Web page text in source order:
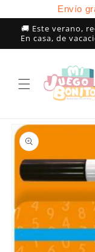
Envío
directamente
al contenido
🚚 Este verano,
En casa, de
directamente
a la
información
del producto